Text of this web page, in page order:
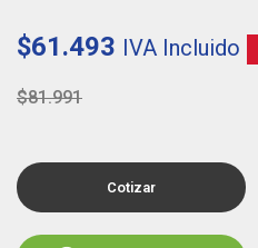
$61.493 IVA Incluido
$81.991
Cotizar